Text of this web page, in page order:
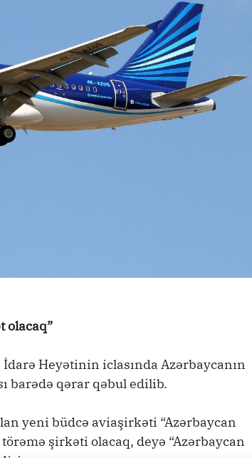
olacaq”
İdarə Heyətinin iclasında Azərbaycanın
barədə qərar qəbul edilib.
yeni büdcə aviaşirkəti “Azərbaycan
şirkəti olacaq, deyə “Azərbaycan